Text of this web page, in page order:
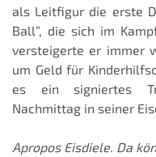
als Leitfigur die erste
Ball“, die sich im
versteigerte er immer
um Geld für
es ein signiertes
Nachmittag in seiner
Apropos Eisdiele. Da